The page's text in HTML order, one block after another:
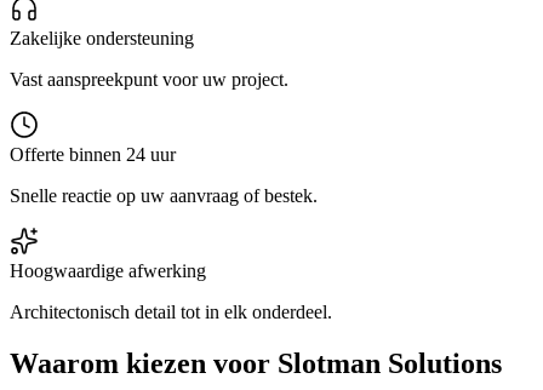
Zakelijke ondersteuning
Vast aanspreekpunt voor uw project.
Offerte binnen 24 uur
Snelle reactie op uw aanvraag of bestek.
Hoogwaardige afwerking
Architectonisch detail tot in elk onderdeel.
Waarom kiezen voor Slotman Solutions